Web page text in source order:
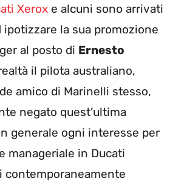
Xerox e alcuni sono arrivati
ipotizzare la sua promozione
al posto di Ernesto
il pilota australiano,
amico di Marinelli stesso,
negato quest’ultima
generale ogni interesse per
manageriale in Ducati
contemporaneamente